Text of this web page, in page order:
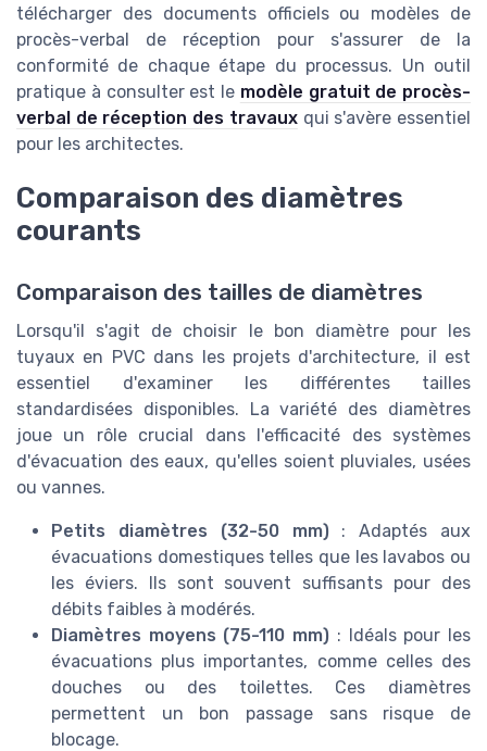
télécharger des documents officiels ou modèles de
procès-verbal de réception pour s'assurer de la
conformité de chaque étape du processus. Un outil
pratique à consulter est le modèle gratuit de procès-
verbal de réception des travauxqui s'avère essentiel
pour les architectes.
Comparaison des diamètres
courants
Comparaison des tailles de diamètres
Lorsqu'il s'agit de choisir le bon diamètre pour les
tuyaux en PVC dans les projets d'architecture, il est
essentiel d'examiner les différentes tailles
standardisées disponibles. La variété des diamètres
joue un rôle crucial dans l'efficacité des systèmes
d'évacuation des eaux, qu'elles soient pluviales, usées
ou vannes.
Petits diamètres (32-50 mm): Adaptés aux
évacuations domestiques telles que les lavabos ou
les éviers. Ils sont souvent suffisants pour des
débits faibles à modérés.
Diamètres moyens (75-110 mm) : Idéals pour les
évacuations plus importantes, comme celles des
douches ou des toilettes. Ces diamètres
permettent un bon passage sans risque de
blocage.